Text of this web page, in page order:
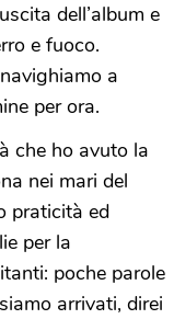
dell’album e
e fuoco.
a
per ora.
che ho avuto la
nei mari del
praticità ed
per la
poche parole
arrivati, direi